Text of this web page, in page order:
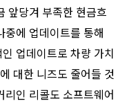
앞당겨 부족한 현금흐
에 업데이트를 통해
업데이트로 차량 가치
대한 니즈도 줄어들 것
인 리콜도 소프트웨어